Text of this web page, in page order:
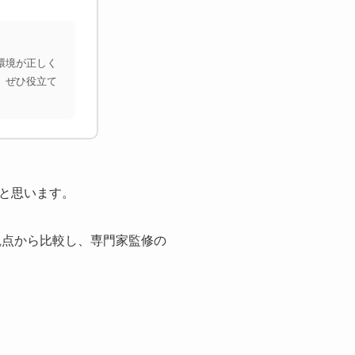
が正しく
ぜひ役立て
思います。
から比較し、専門家監修の